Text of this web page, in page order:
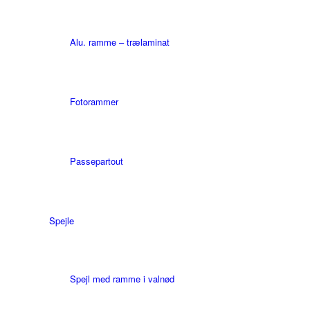
Alu. ramme – trælaminat
Fotorammer
Passepartout
Spejle
Spejl med ramme i valnød